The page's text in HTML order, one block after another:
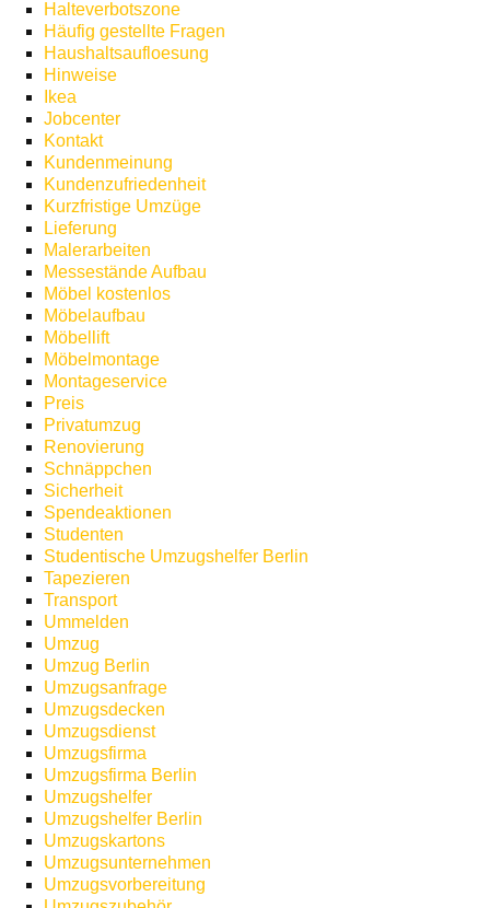
Halteverbotszone
Häufig gestellte Fragen
Haushaltsaufloesung
Hinweise
Ikea
Jobcenter
Kontakt
Kundenmeinung
Kundenzufriedenheit
Kurzfristige Umzüge
Lieferung
Malerarbeiten
Messestände Aufbau
Möbel kostenlos
Möbelaufbau
Möbellift
Möbelmontage
Montageservice
Preis
Privatumzug
Renovierung
Schnäppchen
Sicherheit
Spendeaktionen
Studenten
Studentische Umzugshelfer Berlin
Tapezieren
Transport
Ummelden
Umzug
Umzug Berlin
Umzugsanfrage
Umzugsdecken
Umzugsdienst
Umzugsfirma
Umzugsfirma Berlin
Umzugshelfer
Umzugshelfer Berlin
Umzugskartons
Umzugsunternehmen
Umzugsvorbereitung